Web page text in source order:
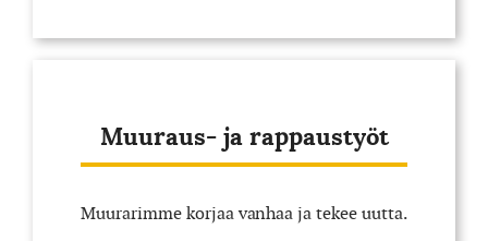
Muuraus- ja rappaustyöt
Muurarimme korjaa vanhaa ja tekee uutta.